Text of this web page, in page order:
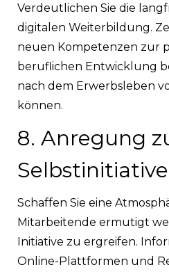
Verdeutlichen Sie die
digitalen Weiterbildung.
neuen Kompetenzen zur
beruflichen Entwicklung
nach dem Erwerbsleben
können.
8. Anregung
Selbstinitiative
Schaffen Sie eine
Mitarbeitende ermutigt
Initiative zu ergreifen.
Online-Plattformen und